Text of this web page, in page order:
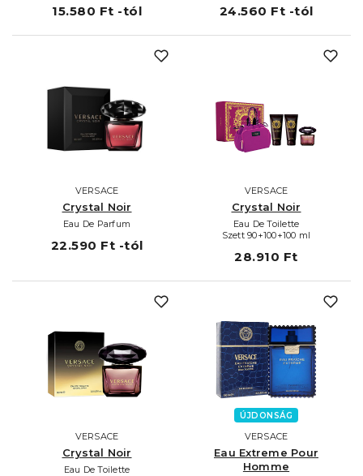
15.580 Ft -tól 24.560 Ft -tól
VERSACE
Crystal Noir
Eau De Parfum
22.590 Ft -tól
VERSACE
Crystal Noir
Eau De Toilette
Szett 90+100+100 ml
28.910 Ft
VERSACE
Crystal Noir
Eau De Toilette
ÚJDONSÁG
VERSACE
Eau Extreme Pour
Homme